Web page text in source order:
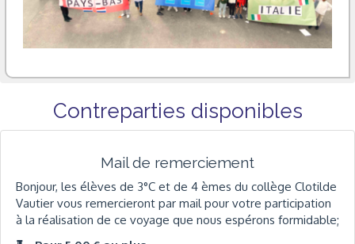
Contreparties disponibles
Mail de remerciement
Bonjour, les élèves de 3°C et de 4 èmes du collège Clotilde
Vautier vous remercieront par mail pour votre participation
à la réalisation de ce voyage que nous espérons formidable;